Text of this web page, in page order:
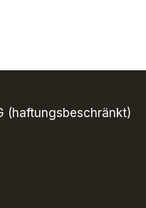
(haftungsbeschränkt)